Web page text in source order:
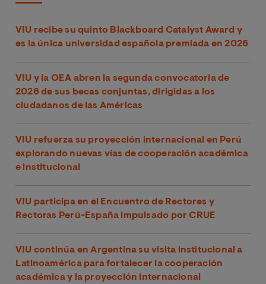
VIU recibe su quinto Blackboard Catalyst Award y
es la única universidad española premiada en 2026
VIU y la OEA abren la segunda convocatoria de
2026 de sus becas conjuntas, dirigidas a los
ciudadanos de las Américas
VIU refuerza su proyección internacional en Perú
explorando nuevas vías de cooperación académica
e institucional
VIU participa en el Encuentro de Rectores y
Rectoras Perú-España impulsado por CRUE
VIU continúa en Argentina su visita institucional a
Latinoamérica para fortalecer la cooperación
académica y la proyección internacional